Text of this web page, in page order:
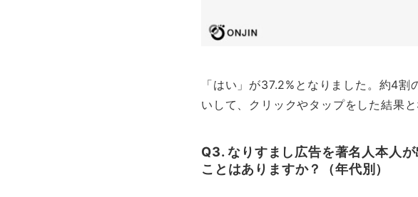
「はい」が37.2%となりました。約4
いして、クリックやタップをした結果と
Q3. なりすまし広告を著名人本人
ことはありますか？（年代別）